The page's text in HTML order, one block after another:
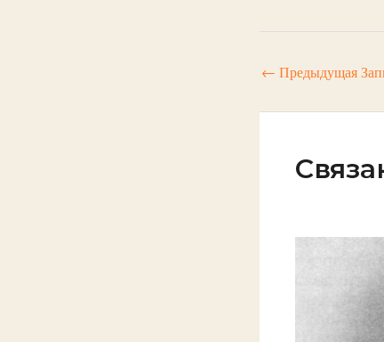
← Предыдущая